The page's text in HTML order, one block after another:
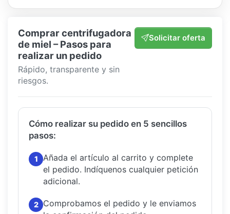
Comprar centrifugadora
de miel – Pasos para
realizar un pedido
Rápido, transparente y sin
riesgos.
Solicitar oferta
Cómo realizar su pedido en 5 sencillos
pasos:
1
Añada el artículo al carrito y complete
el pedido. Indíquenos cualquier petición
adicional.
2
Comprobamos el pedido y le enviamos